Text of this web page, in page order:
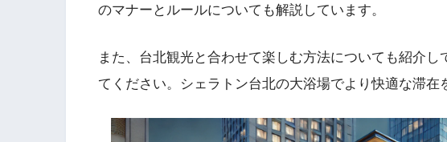
のマナーとルールについても解説しています。
また、台北観光と合わせて楽しむ方法についても紹介
てください。シェラトン台北の大浴場でより快適な滞在